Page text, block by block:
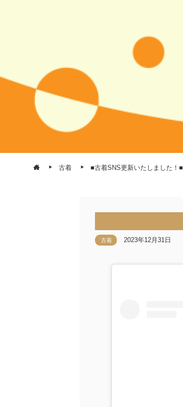
古着 ■古着SNS更新いたしました！■
古着 2023年12月31日